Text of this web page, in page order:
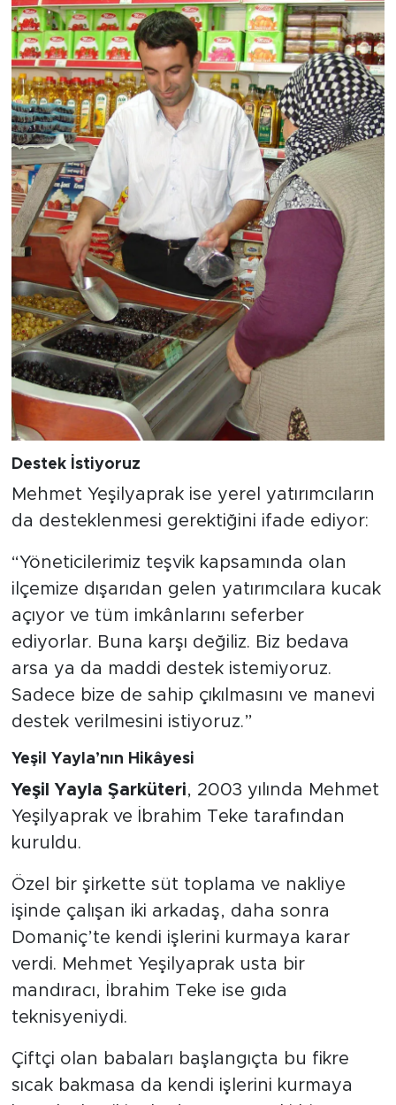
Destek İstiyoruz
Mehmet Yeşilyaprak ise yerel yatırımcıların
da desteklenmesi gerektiğini ifade ediyor:
“Yöneticilerimiz teşvik kapsamında olan
ilçemize dışarıdan gelen yatırımcılara kucak
açıyor ve tüm imkânlarını seferber
ediyorlar. Buna karşı değiliz. Biz bedava
arsa ya da maddi destek istemiyoruz.
Sadece bize de sahip çıkılmasını ve manevi
destek verilmesini istiyoruz.”
Yeşil Yayla’nın Hikâyesi
Yeşil Yayla Şarküteri, 2003 yılında Mehmet
Yeşilyaprak ve İbrahim Teke tarafından
kuruldu.
Özel bir şirkette süt toplama ve nakliye
işinde çalışan iki arkadaş, daha sonra
Domaniç’te kendi işlerini kurmaya karar
verdi. Mehmet Yeşilyaprak usta bir
mandıracı, İbrahim Teke ise gıda
teknisyeniydi.
Çiftçi olan babaları başlangıçta bu fikre
sıcak bakmasa da kendi işlerini kurmaya